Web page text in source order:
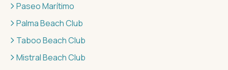
Paseo Marítimo
Palma Beach Club
Taboo Beach Club
Mistral Beach Club